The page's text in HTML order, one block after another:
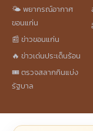
🌤️ พยากรณ์อากาศ
ขอนแก่น
📰 ข่าวขอนแก่น
🔥 ข่าวเด่นประเด็นร้อน
🎟️ ตรวจสลากกินแบ่ง
รัฐบาล